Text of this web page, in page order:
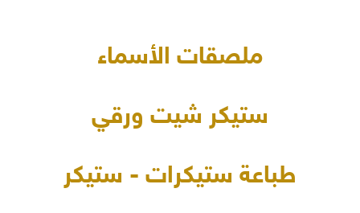
ملصقات الأسماء
ستيكر شيت ورقي
طباعة ستيكرات - ستيكر